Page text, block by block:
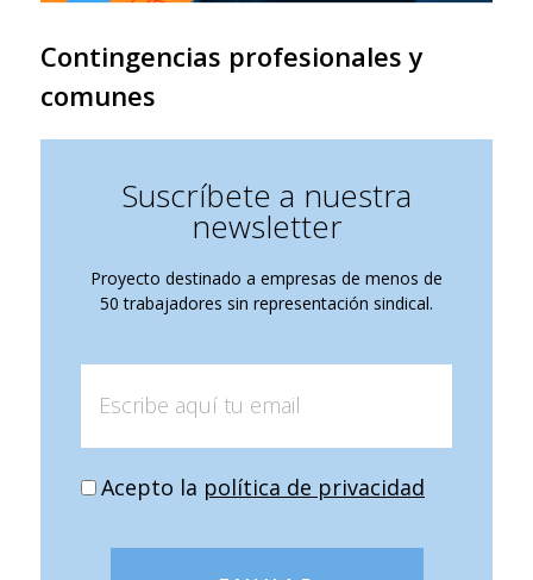
Contingencias profesionales y
comunes
Suscríbete a nuestra
newsletter
Proyecto destinado a empresas de menos de
50 trabajadores sin representación sindical.
Acepto la política de privacidad